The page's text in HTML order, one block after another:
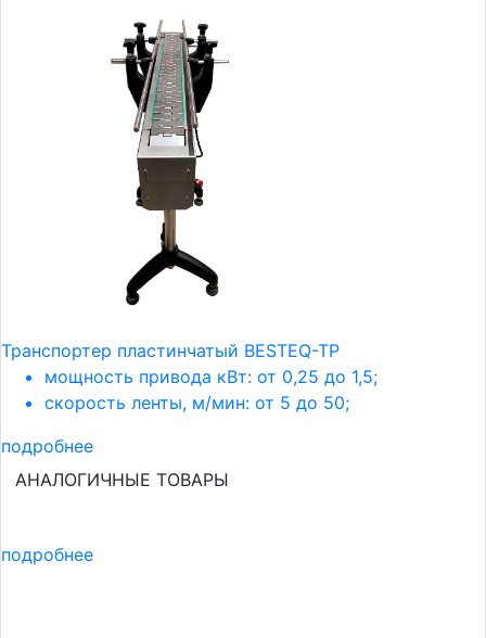
Транспортер пластинчатый BESTEQ-TP
мощность привода кВт: от 0,25 до 1,5;
скорость ленты, м/мин: от 5 до 50;
подробнее
АНАЛОГИЧНЫЕ ТОВАРЫ
подробнее